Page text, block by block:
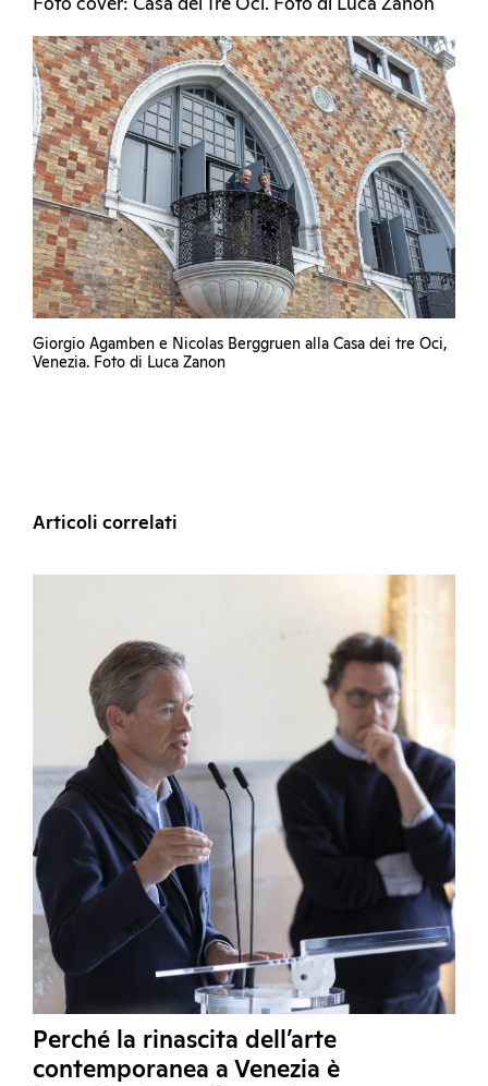
Foto cover: Casa dei Tre Oci. Foto di Luca Zanon
Giorgio Agamben e Nicolas Berggruen alla Casa dei tre Oci,
Venezia. Foto di Luca Zanon
Articoli correlati
Perché la rinascita dell’arte
contemporanea a Venezia è